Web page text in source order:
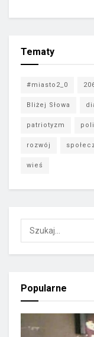
Tematy
#miasto2_0
Bliżej Słowa
patriotyzm
rozwój
wieś
Popularne